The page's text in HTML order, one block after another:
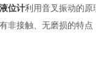
位计利用音叉振动的
非接触、无磨损的特点